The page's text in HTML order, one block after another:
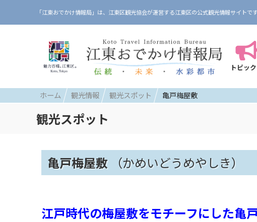
「江東おでかけ情報局」は、江東区観光協会が運営する江東区の公式観光情報サイトです
トピッ
ホーム 観光情報 観光スポット 亀戸梅屋敷
観光スポット
亀戸梅屋敷 （かめいどうめやしき）
江戸時代の梅屋敷をモチーフにした亀